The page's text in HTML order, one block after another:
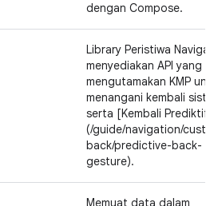
dengan Compose.
Library Peristiwa Navigasi
menyediakan API yang
mengutamakan KMP
menangani kembali
serta [Kembali Prediktif]
(/guide/navigation/
back/predictive-back-
gesture).
Memuat data dalam